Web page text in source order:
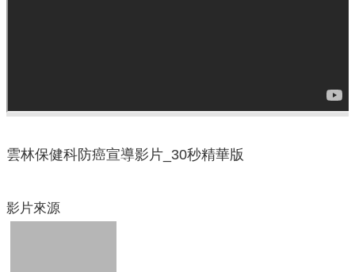
訊
意
雲林保健科防癌宣導影片_30秒精華版
影片來源